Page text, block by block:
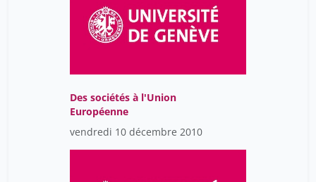
Des sociétés à l'Union
Européenne
vendredi 10 décembre 2010